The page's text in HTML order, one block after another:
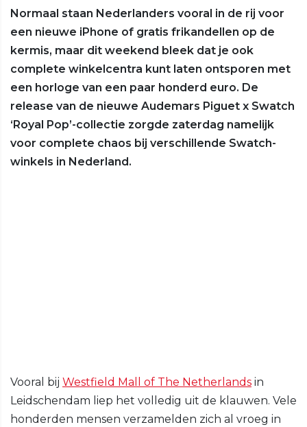
Normaal staan Nederlanders vooral in de rij voor
een nieuwe iPhone of gratis frikandellen op de
kermis, maar dit weekend bleek dat je ook
complete winkelcentra kunt laten ontsporen met
een horloge van een paar honderd euro. De
release van de nieuwe Audemars Piguet x Swatch
‘Royal Pop’-collectie zorgde zaterdag namelijk
voor complete chaos bij verschillende Swatch-
winkels in Nederland.
Vooral bij Westfield Mall of The Netherlands in
Leidschendam liep het volledig uit de klauwen. Vele
honderden mensen verzamelden zich al vroeg in